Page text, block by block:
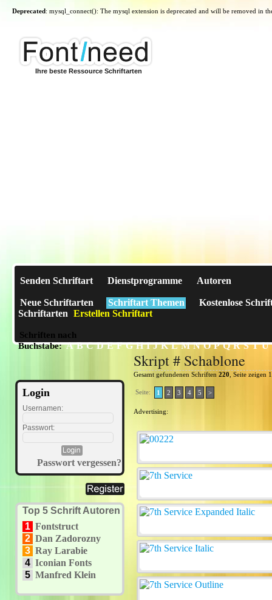
Deprecated: mysql_connect(): The mysql extension is deprecated and will be removed in
Ihre beste Ressource Schriftarten
Senden Schriftart Dienstprogramme Autoren
Neue Schriftarten Schriftart Themen
Kostenlose
Schriftarten Erstellen Schriftart
Schriften nach
Buchstabe:A B C D E F G H I J K L M N O P Q R S T U
Login
Usernamen:
Passwort:
Passwort vergessen?
Top 5 Schrift Autoren
1 Fontstruct
2 Dan Zadorozny
3 Ray Larabie
4 Iconian Fonts
5 Manfred Klein
Skript # Schablone
Gesamt gefundenen Schriften 220 , Seite zeigen
Seite: 1 2 3 4 5 >
Advertising: